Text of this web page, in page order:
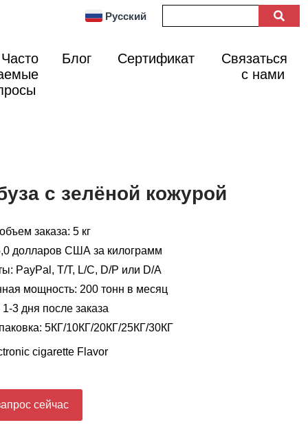
Русский
Часто
Блог Сертификат
Связаться
с нами
с зелёной кожурой
заказа: 5 кг
долларов США за килограмм
PayPal, T/T, L/C, D/P или D/A
мощность: 200 тонн в месяц
3 дня после заказа
5КГ/10КГ/20КГ/25КГ/30КГ
cigarette Flavor
сейчас